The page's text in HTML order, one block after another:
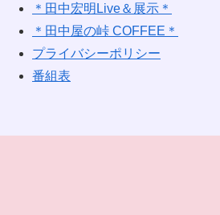
＊田中宏明Live＆展示＊
＊田中屋の峠 COFFEE＊
プライバシーポリシー
番組表